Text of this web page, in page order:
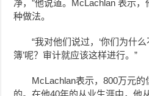
净，”他说道。McLachlan 表示
种做法。
“我对他们说过，‘你们为什
簿’呢？审计就应该这样进行。”
McLachlan表示，800万元的